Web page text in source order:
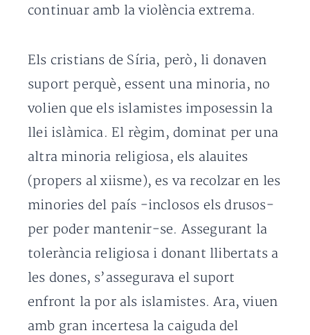
continuar amb la violència extrema.
Els cristians de Síria, però, li donaven
suport perquè, essent una minoria, no
volien que els islamistes imposessin la
llei islàmica. El règim, dominat per una
altra minoria religiosa, els alauites
(propers al xiisme), es va recolzar en les
minories del país -inclosos els drusos-
per poder mantenir-se. Assegurant la
tolerància religiosa i donant llibertats a
les dones, s’assegurava el suport
enfront la por als islamistes. Ara, viuen
amb gran incertesa la caiguda del